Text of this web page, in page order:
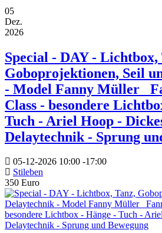
05
Dez.
2026
Special - DAY - Lichtbox,
Goboprojektionen, Seil
- Model Fanny Müller
Class - besondere
Tuch - Ariel Hoop -
Delaytechnik - Sprung
05-12-2026 10:00 -17:00
Stileben
350 Euro